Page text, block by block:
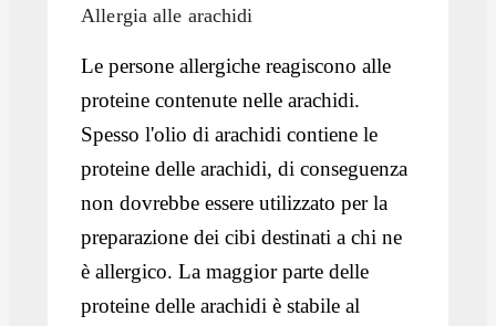
Allergia alle arachidi
Le persone allergiche reagiscono alle
proteine contenute nelle arachidi.
Spesso l'olio di arachidi contiene le
proteine delle arachidi, di conseguenza
non dovrebbe essere utilizzato per la
preparazione dei cibi destinati a chi ne
è allergico. La maggior parte delle
proteine delle arachidi è stabile al